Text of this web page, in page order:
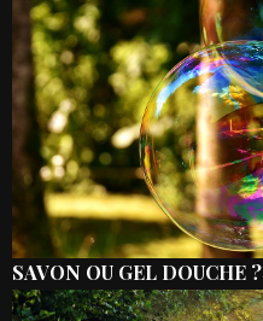
SAVON OU GEL DOUCHE ?